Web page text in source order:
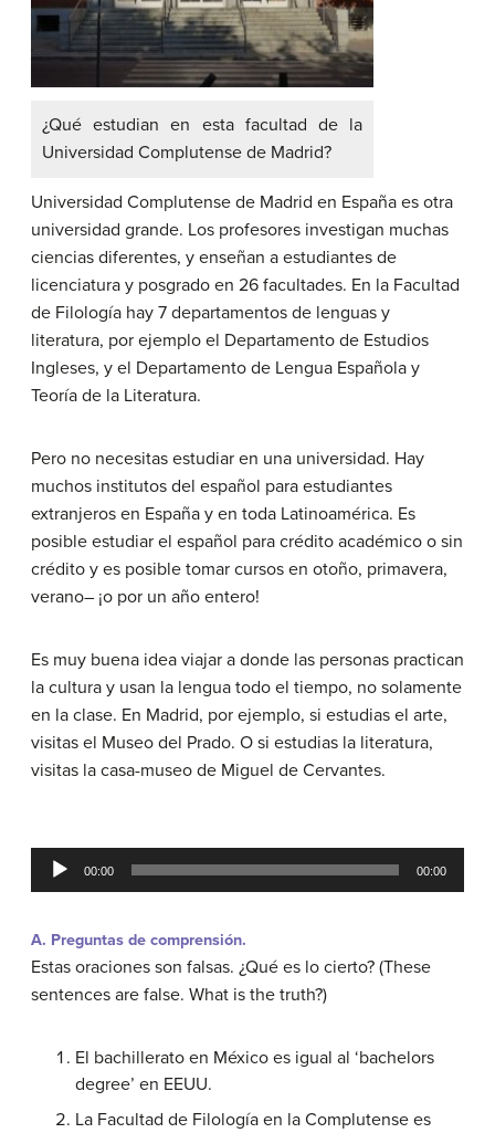
¿Qué estudian en esta facultad de la
Universidad Complutense de Madrid?
Universidad Complutense de Madrid en España es otra
universidad grande. Los profesores investigan muchas
ciencias diferentes, y enseñan a estudiantes de
licenciatura y posgrado en 26 facultades. En la Facultad
de Filología hay 7 departamentos de lenguas y
literatura, por ejemplo el Departamento de Estudios
Ingleses, y el Departamento de Lengua Española y
Teoría de la Literatura.
Pero no necesitas estudiar en una universidad. Hay
muchos institutos del español para estudiantes
extranjeros en España y en toda Latinoamérica. Es
posible estudiar el español para crédito académico o sin
crédito y es posible tomar cursos en otoño, primavera,
verano– ¡o por un año entero!
Es muy buena idea viajar a donde las personas practican
la cultura y usan la lengua todo el tiempo, no solamente
en la clase. En Madrid, por ejemplo, si estudias el arte,
visitas el Museo del Prado. O si estudias la literatura,
visitas la casa-museo de Miguel de Cervantes.
Audio
Player
00:00 00:00
A. Preguntas de comprensión.
Estas oraciones son falsas. ¿Qué es lo cierto? (These
sentences are false. What is the truth?)
El bachillerato en México es igual al ‘bachelors
degree’ en EEUU.
La Facultad de Filología en la Complutense es